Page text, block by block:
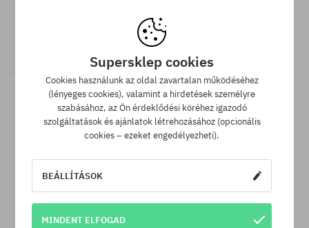
Minden 25 000 Ft. feletti megrendelést INGYEN szállítunk GLS
átvételi pontokra.
webáruházban megtalálnád a termékünket alacsonyabb áron,
Supersklep cookies
Cookies használunk az oldal zavartalan működéséhez
(lényeges cookies), valamint a hirdetések személyre
szabásához, az Ön érdeklődési köréhez igazodó
szolgáltatások és ajánlatok létrehozásához (opcionális
cookies – ezeket engedélyezheti).
BEÁLLÍTÁSOK
MINDENT ELFOGAD